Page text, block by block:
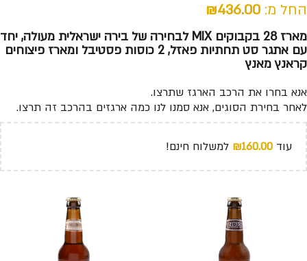
החל מ: ₪436.00
מארז 28 בקבוקים MIX לבחירה של בירה ישראלית מעולה, יחד
עם אתגר סט תחתיות פאזל, 2 כוסות פסטיבל ומארז פיצוחים
קראנץ מאנץ
אנא בחרו את הרכב הארגז שתרצו.
לאחר בחירת הסוגים, אנא סמנו לנו כמה ארגזים בהרכב זה תרצו.
עוד ₪160.00 למשלוח חינם!